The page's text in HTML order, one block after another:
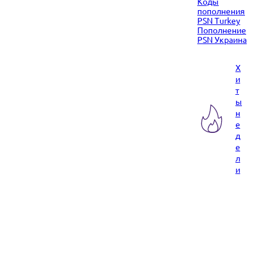
пополнения
PSN Turkey
Пополнение
PSN Украина
Х
и
т
ы
н
е
д
е
л
и